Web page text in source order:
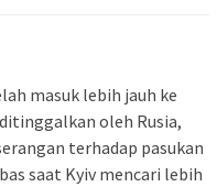
masuk lebih jauh ke
oleh Rusia,
terhadap pasukan
saat Kyiv mencari lebih